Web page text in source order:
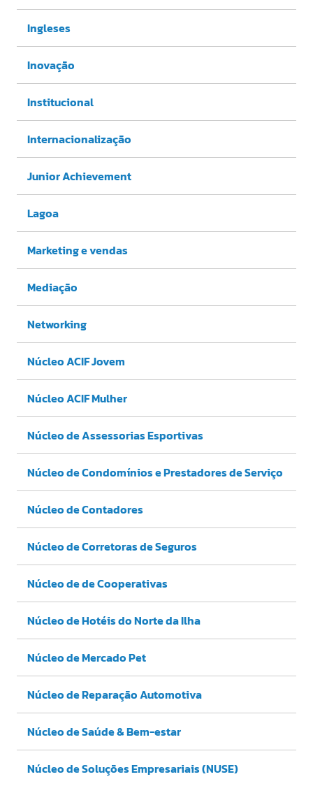
Ingleses
Inovação
Institucional
Internacionalização
Junior Achievement
Lagoa
Marketing e vendas
Mediação
Networking
Núcleo ACIF Jovem
Núcleo ACIF Mulher
Núcleo de Assessorias Esportivas
Núcleo de Condomínios e Prestadores de Serviço
Núcleo de Contadores
Núcleo de Corretoras de Seguros
Núcleo de de Cooperativas
Núcleo de Hotéis do Norte da Ilha
Núcleo de Mercado Pet
Núcleo de Reparação Automotiva
Núcleo de Saúde & Bem-estar
Núcleo de Soluções Empresariais (NUSE)